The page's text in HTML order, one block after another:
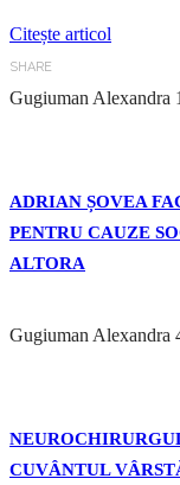
Citește articol
SHARE
Gugiuman Alexandra
ADRIAN ȘOVEA
PENTRU CAUZE
ALTORA
Gugiuman Alexandra
CUVÂNTUL